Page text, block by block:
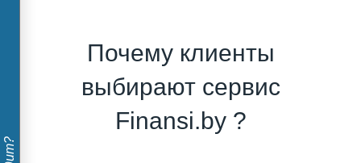
Почему клиенты
выбирают сервис
Finansi.by ?